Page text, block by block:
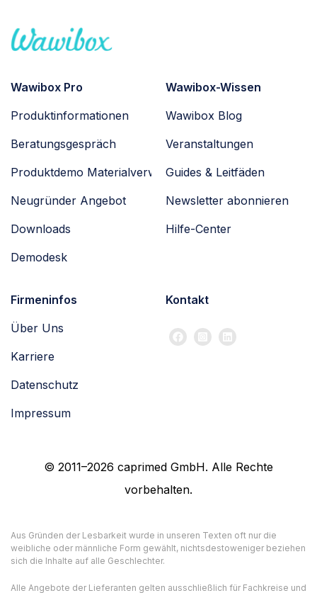
Wawibox Pro
Produktinformationen
Beratungsgespräch
Produktdemo Materialverwaltung
Neugründer Angebot
Downloads
Demodesk
Wawibox-Wissen
Wawibox Blog
Veranstaltungen
Guides & Leitfäden
Newsletter abonnieren
Hilfe-Center
Firmeninfos
Über Uns
Karriere
Datenschutz
Impressum
Kontakt
© 2011–2026 caprimed GmbH. Alle Rechte
vorbehalten.
Aus Gründen der Lesbarkeit wurde in unseren Texten oft nur die
weibliche oder männliche Form gewählt, nichtsdestoweniger beziehen
sich die Inhalte auf alle Geschlechter.
Alle Angebote der Lieferanten gelten ausschließlich für Fachkreise und